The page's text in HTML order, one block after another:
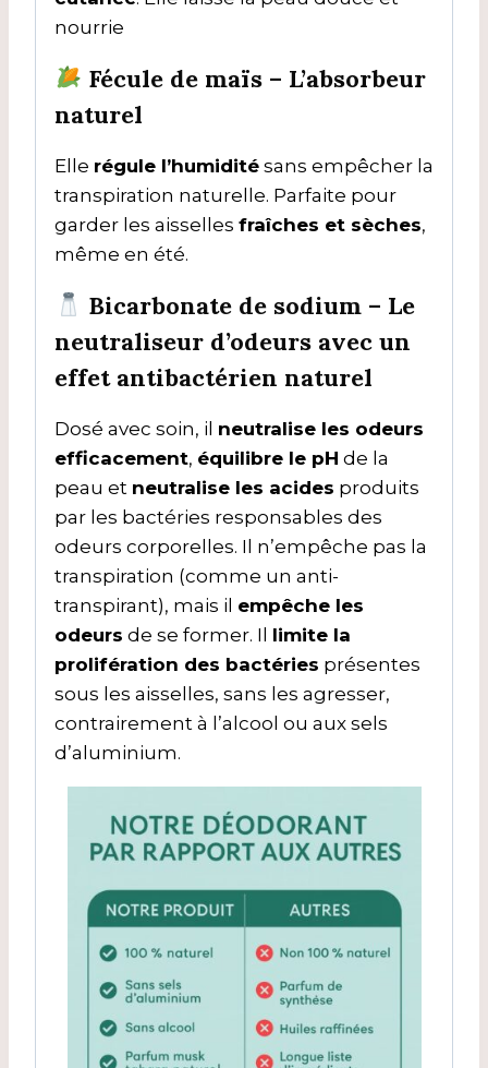
nourrie
Fécule de maïs – L’absorbeur
naturel
Elle régule l’humidité sans empêcher la
transpiration naturelle. Parfaite pour
garder les aisselles fraîches et sèches,
même en été.
Bicarbonate de sodium – Le
neutraliseur d’odeurs avec un
effet antibactérien naturel
Dosé avec soin, il neutralise les odeurs
efficacement, équilibre le pH de la
peau et neutralise les acides produits
par les bactéries responsables des
odeurs corporelles. Il n’empêche pas la
transpiration (comme un anti-
transpirant), mais il empêche les
odeurs de se former. Il limite la
prolifération des bactéries présentes
sous les aisselles, sans les agresser,
contrairement à l’alcool ou aux sels
d’aluminium.